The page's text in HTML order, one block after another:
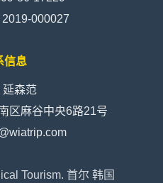
000027
信息
延森范
区麻谷中央6路21号
Tourism. 首尔 韩国